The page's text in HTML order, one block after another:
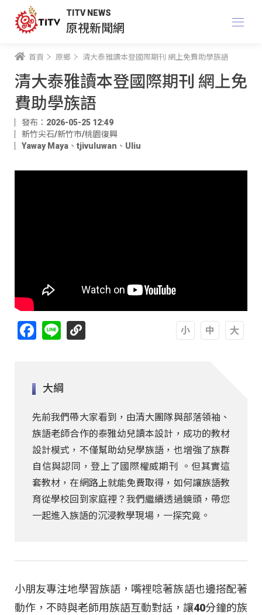
TITV NEWS
原視新聞網
首頁 原鄉 清大泰雅讀本登國際期刊 網上免費助學族語
清大泰雅讀本登國際期刊 網上免
費助學族語
發布：2026-05-25 12:49
新竹尖石/新竹市/桃園復興
Yaway Maya 、 tjivuluwan 、 Uliu
Facebook
Line
大綱
先前我們帶大家看到，由清大團隊與部落領袖、
族語老師合作的泰雅幼兒讀本設計，成功的教材
設計模式，不僅幫助幼兒學族語，也增強了族群
自信與認同，登上了國際權威期刊 。但其實這
套教材，在網路上就能免費取得，如何讓族語教
育從學校回到家庭裡？我們繼續透過鏡頭，帶您
一起進入族語的沉浸教學現場，一探究竟。
小朋友專注地學習族語，嘴裡唸著族語也邊搭配著
動作，不時與老師用族語互動對話，讓40分鐘的族